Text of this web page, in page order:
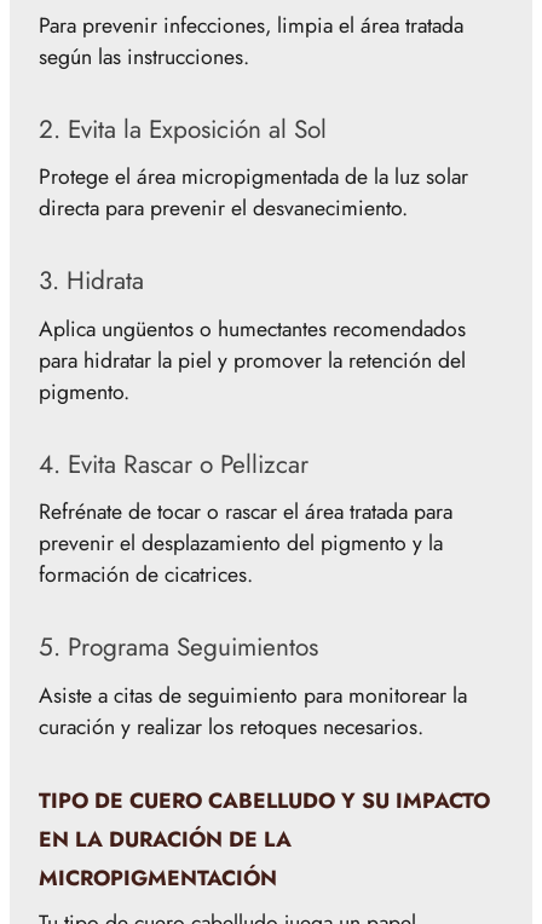
Para prevenir infecciones, limpia el área tratada
según las instrucciones.
2. Evita la Exposición al Sol
Protege el área micropigmentada de la luz solar
directa para prevenir el desvanecimiento.
3. Hidrata
Aplica ungüentos o humectantes recomendados
para hidratar la piel y promover la retención del
pigmento.
4. Evita Rascar o Pellizcar
Refrénate de tocar o rascar el área tratada para
prevenir el desplazamiento del pigmento y la
formación de cicatrices.
5. Programa Seguimientos
Asiste a citas de seguimiento para monitorear la
curación y realizar los retoques necesarios.
TIPO DE CUERO CABELLUDO Y SU IMPACTO
EN LA DURACIÓN DE LA
MICROPIGMENTACIÓN